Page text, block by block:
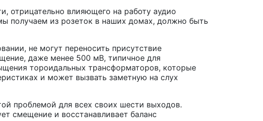
отрицательно влияющего на работу аудио
получаем из розеток в наших домах, должно быть
не могут переносить присутствие
даже менее 500 мВ, типичное для
тороидальных трансформаторов, которые
и может вызвать заметную на слух
проблемой для всех своих шести выходов.
смещение и восстанавливает баланс